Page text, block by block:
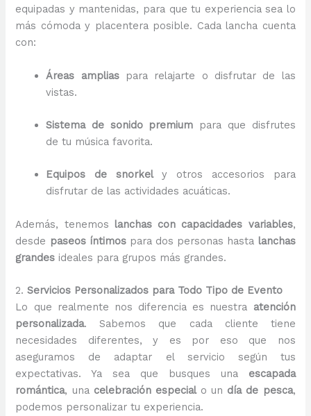
equipadas y mantenidas, para que tu experiencia sea lo
más cómoda y placentera posible. Cada lancha cuenta
con:
Áreas ampliaspara relajarte o disfrutar de las
vistas.
Sistema de sonido premium para que disfrutes
de tu música favorita.
Equipos de snorkely otros accesorios para
disfrutar de las actividades acuáticas.
Además, tenemos lanchas con capacidades variables,
desde paseos íntimospara dos personas hasta lanchas
grandes ideales para grupos más grandes.
2.Servicios Personalizados para Todo Tipo de Evento
Lo que realmente nos diferencia es nuestra atención
personalizada. Sabemos que cada cliente tiene
necesidades diferentes, y es por eso que nos
aseguramos de adaptar el servicio según tus
expectativas. Ya sea que busques una escapada
romántica, una celebración especialo un día de pesca,
podemos personalizar tu experiencia.